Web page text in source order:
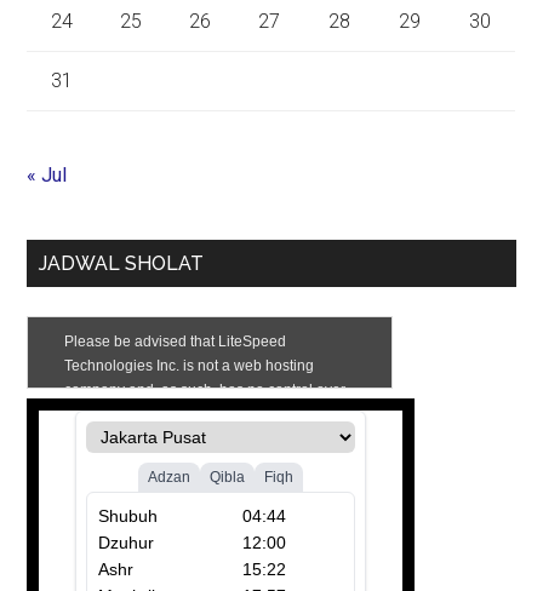
24 25 26 27 28 29 30
31
« Jul
JADWAL SHOLAT